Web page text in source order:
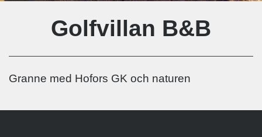
Golfvillan B&B
Granne med Hofors GK och naturen